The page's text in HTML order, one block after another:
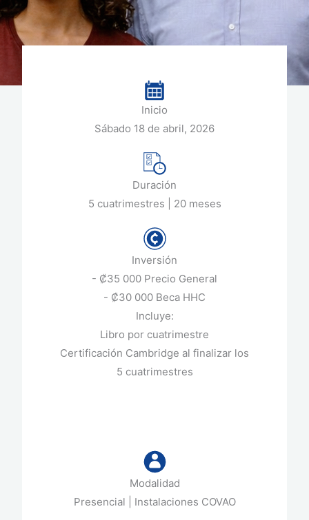
Inicio
Sábado 18 de abril, 2026
Duración
5 cuatrimestres | 20 meses
Inversión
- ₡35 000 Precio General
- ₡30 000 Beca HHC
Incluye:
Libro por cuatrimestre
Certificación Cambridge al finalizar los
5 cuatrimestres
Modalidad
Presencial | Instalaciones COVAO